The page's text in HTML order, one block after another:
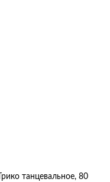
Трико танцевальное, 80